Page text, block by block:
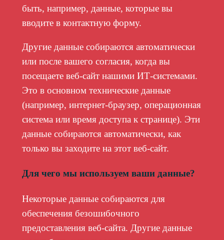
быть, например, данные, которые вы
вводите в контактную форму.
Другие данные собираются автоматически
или после вашего согласия, когда вы
посещаете веб-сайт нашими ИТ-системами.
Это в основном технические данные
(например, интернет-браузер, операционная
система или время доступа к странице). Эти
данные собираются автоматически, как
только вы заходите на этот веб-сайт.
Для чего мы используем ваши данные?
Некоторые данные собираются для
обеспечения безошибочного
предоставления веб-сайта. Другие данные